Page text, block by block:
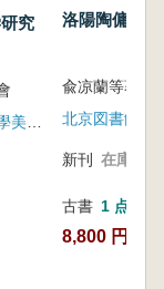
における
とができる
究
洛陽陶傭
兪凉蘭等著
北京図書館出
新刊 在庫なし
古書 1 点
8,800 円